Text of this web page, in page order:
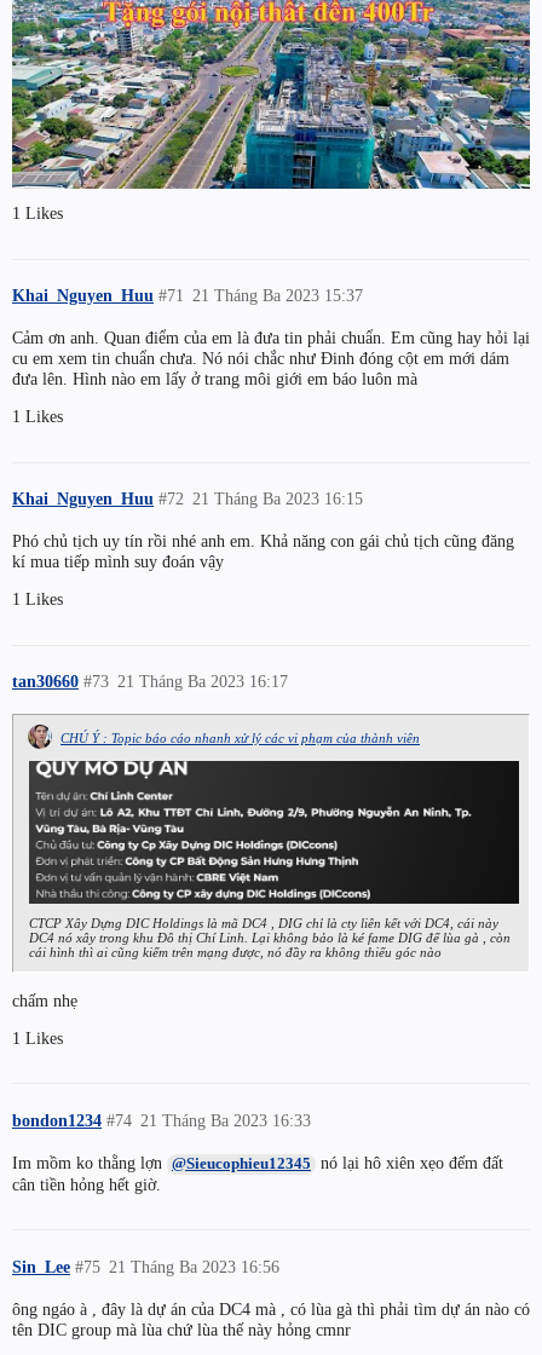
1 Likes
Khai_Nguyen_Huu 21 Tháng Ba 2023 15:37
#71
Cảm ơn anh. Quan điểm của em là đưa tin phải chuẩn. Em cũng hay hỏi lại
cu em xem tin chuẩn chưa. Nó nói chắc như Đinh đóng cột em mới dám
đưa lên. Hình nào em lấy ở trang môi giới em báo luôn mà
1 Likes
Khai_Nguyen_Huu 21 Tháng Ba 2023 16:15
#72
Phó chủ tịch uy tín rồi nhé anh em. Khả năng con gái chủ tịch cũng đăng
kí mua tiếp mình suy đoán vậy
1 Likes
tan30660 21 Tháng Ba 2023 16:17
#73
CHÚ Ý : Topic báo cáo nhanh xử lý các vi phạm của thành viên
CTCP Xây Dựng DIC Holdings là mã DC4 , DIG chỉ là cty liên kết với DC4, cái này
DC4 nó xây trong khu Đô thị Chí Linh. Lại không bảo là ké fame DIG để lùa gà , còn
cái hình thì ai cũng kiếm trên mạng được, nó đầy ra không thiếu góc nào
chấm nhẹ
1 Likes
bondon1234 21 Tháng Ba 2023 16:33
#74
Im mồm ko thằng lợn @Sieucophieu12345 nó lại hô xiên xẹo đếm đất
cân tiền hỏng hết giờ.
Sin_Lee 21 Tháng Ba 2023 16:56
#75
ông ngáo à , đây là dự án của DC4 mà , có lùa gà thì phải tìm dự án nào có
tên DIC group mà lùa chứ lùa thế này hỏng cmnr